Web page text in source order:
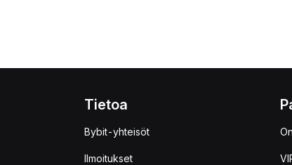
Tietoa
Bybit-yhteisöt
Ilmoitukset